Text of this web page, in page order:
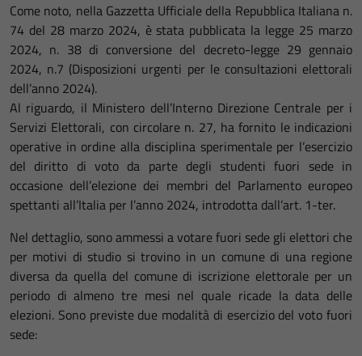
Come noto, nella Gazzetta Ufficiale della Repubblica Italiana n.
74 del 28 marzo 2024, è stata pubblicata la legge 25 marzo
2024, n. 38 di conversione del decreto-legge 29 gennaio
2024, n.7 (Disposizioni urgenti per le consultazioni elettorali
dell’anno 2024).
Al riguardo, il Ministero dell’Interno Direzione Centrale per i
Servizi Elettorali, con circolare n. 27, ha fornito le indicazioni
operative in ordine alla disciplina sperimentale per l’esercizio
del diritto di voto da parte degli studenti fuori sede in
occasione dell’elezione dei membri del Parlamento europeo
spettanti all’Italia per l’anno 2024, introdotta dall’art. 1-ter.
Nel dettaglio, sono ammessi a votare fuori sede gli elettori che
per motivi di studio si trovino in un comune di una regione
diversa da quella del comune di iscrizione elettorale per un
periodo di almeno tre mesi nel quale ricade la data delle
elezioni. Sono previste due modalità di esercizio del voto fuori
sede: